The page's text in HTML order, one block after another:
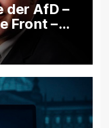
der AfD –
Front –
Putins